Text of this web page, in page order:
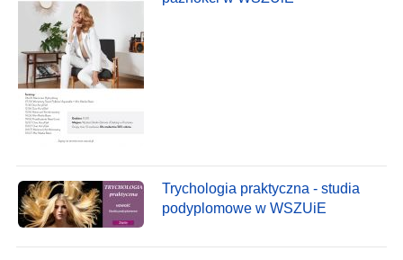
Trychologia praktyczna - studia
podyplomowe w WSZUiE